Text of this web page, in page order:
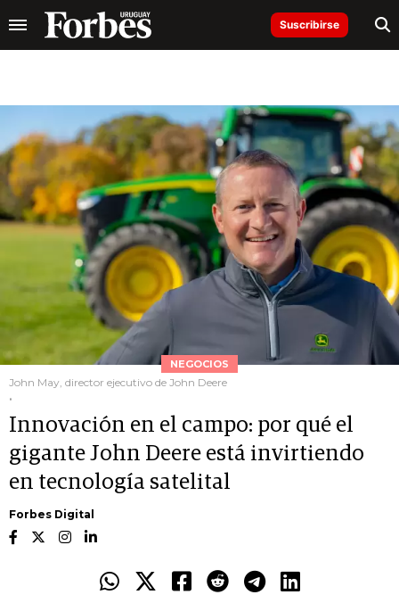
Suscribirse
NEGOCIOS
John May, director ejecutivo de John Deere
.
Innovación en el campo: por qué el
gigante John Deere está invirtiendo
en tecnología satelital
Forbes Digital